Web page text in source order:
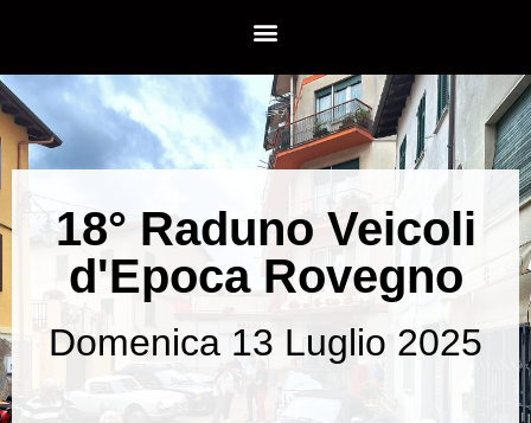
18° Raduno Veicoli
d'Epoca Rovegno
Domenica 13 Luglio 2025